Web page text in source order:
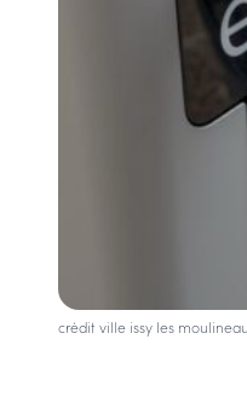
crédit ville issy les